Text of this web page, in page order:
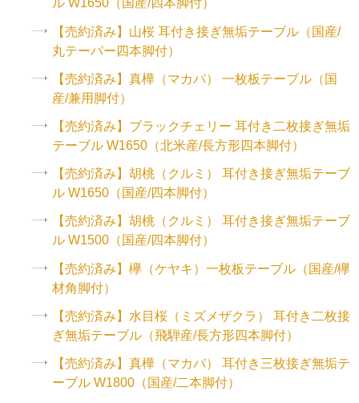
ル W1650（国産/四本脚付）
【売約済み】山桜 耳付き接ぎ無垢テーブル（国産/
丸テーパー四本脚付）
【売約済み】真樺（マカバ） 一枚板テーブル（国
産/兼用脚付）
【売約済み】ブラックチェリー 耳付き二枚接ぎ無垢
テーブル W1650（北米産/長方形四本脚付）
【売約済み】胡桃（クルミ） 耳付き接ぎ無垢テーブ
ル W1650（国産/四本脚付）
【売約済み】胡桃（クルミ） 耳付き接ぎ無垢テーブ
ル W1500（国産/四本脚付）
【売約済み】欅（ケヤキ）一枚板テーブル（国産/欅
材角脚付）
【売約済み】水目桜（ミズメザクラ） 耳付き二枚接
ぎ無垢テーブル（飛騨産/長方形四本脚付）
【売約済み】真樺（マカバ） 耳付き三枚接ぎ無垢テ
ーブル W1800（国産/二本脚付）